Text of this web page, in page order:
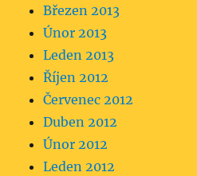
Březen 2013
Únor 2013
Leden 2013
Říjen 2012
Červenec 2012
Duben 2012
Únor 2012
Leden 2012